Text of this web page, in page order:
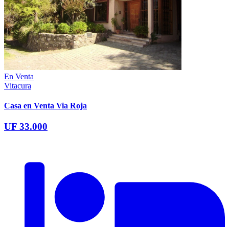
En Venta
Vitacura
Casa en Venta Via Roja
UF 33.000